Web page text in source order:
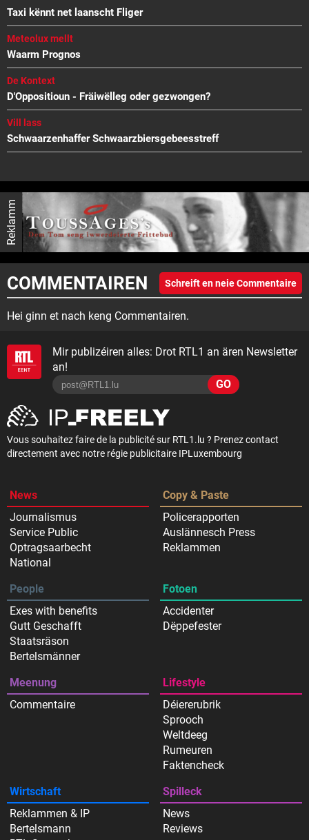
Taxi kënnt net laanscht Fliger
Meteolux mellt
Waarm Prognos
De Kontext
D'Oppositioun - Fräiwëlleg oder gezwongen?
Vill lass
Schwaarzenhaffer Schwaarzbiersgebeesstreff
Reklamm
COMMENTAIREN Schreift en neie Commentaire
Hei ginn et nach keng Commentairen.
Mir publizéiren alles: Drot RTL1 an ären Newsletter
an!
GO
Vous souhaitez faire de la publicité sur RTL1.lu ? Prenez contact
directement avec notre régie publicitaire IPLuxembourg
News
Journalismus
Service Public
Optragsaarbecht
National
Copy & Paste
Policerapporten
Auslännesch Press
Reklammen
People
Exes with benefits
Gutt Geschafft
Staatsräson
Bertelsmänner
Fotoen
Accidenter
Dëppefester
Meenung
Commentaire
Lifestyle
Déiererubrik
Sprooch
Weltdeeg
Rumeuren
Faktencheck
Wirtschaft
Reklammen & IP
Bertelsmann
Spilleck
News
Reviews